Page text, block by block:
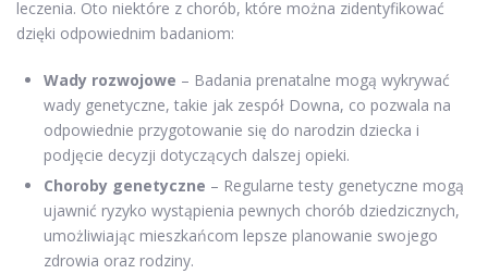
leczenia. Oto niektóre z chorób, które można zidentyfikować
dzięki odpowiednim badaniom:
Wady rozwojowe – Badania prenatalne mogą wykrywać
wady genetyczne, takie jak zespół Downa, co pozwala na
odpowiednie przygotowanie się do narodzin dziecka i
podjęcie decyzji dotyczących dalszej opieki.
Choroby genetyczne – Regularne testy genetyczne mogą
ujawnić ryzyko wystąpienia pewnych chorób dziedzicznych,
umożliwiając mieszkańcom lepsze planowanie swojego
zdrowia oraz rodziny.